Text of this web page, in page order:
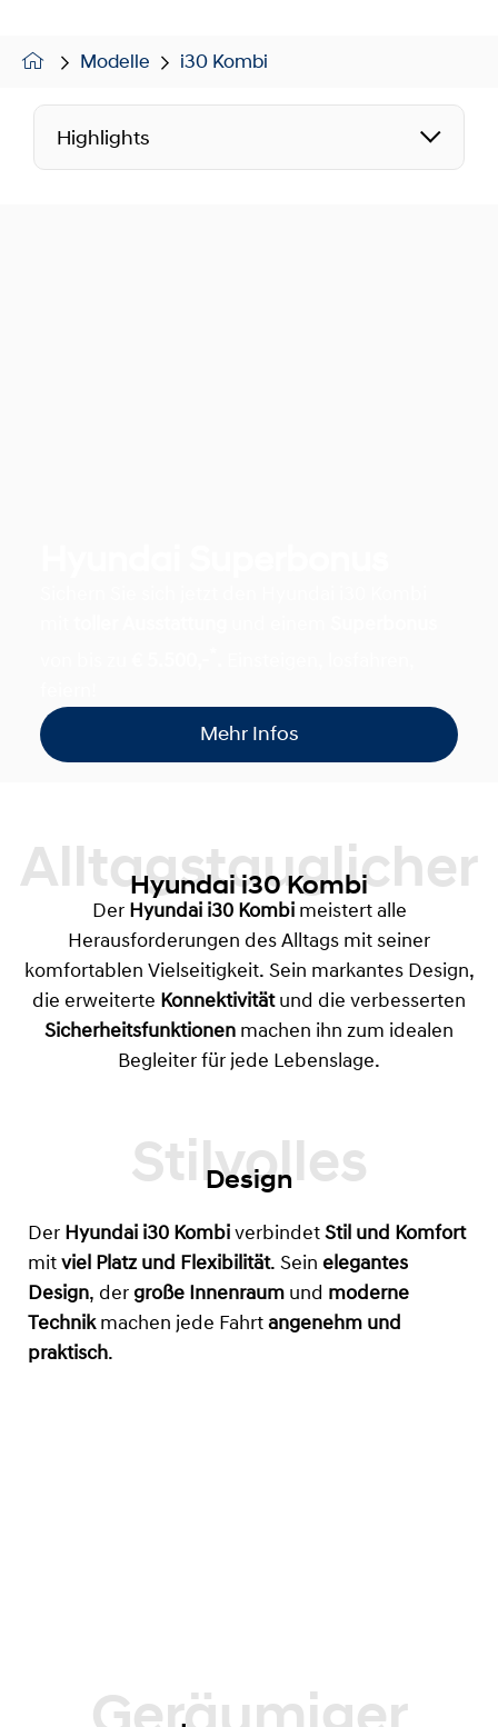
Modelle i30 Kombi
Highlights
Mehr Infos
Alltagstauglicher
Hyundai i30 Kombi
Der Hyundai i30 Kombimeistert alle
Herausforderungen des Alltags mit seiner
komfortablen Vielseitigkeit. Sein markantes Design,
die erweiterte Konnektivitätund die verbesserten
Sicherheitsfunktionen machen ihn zum idealen
Begleiter für jede Lebenslage.
Design
Der Hyundai i30 Kombi verbindet Stil und Komfort
mit viel Platz und Flexibilität. Sein elegantes
Design, der große Innenraum und moderne
Technikmachen jede Fahrt angenehm und
praktisch.